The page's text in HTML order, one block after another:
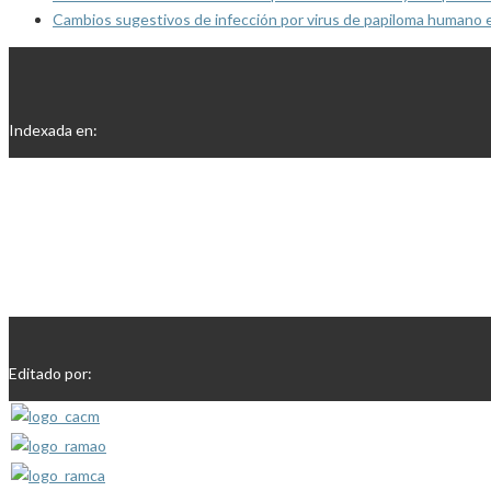
Cambios sugestivos de infección por virus de papiloma
Indexada en:
Editado por: